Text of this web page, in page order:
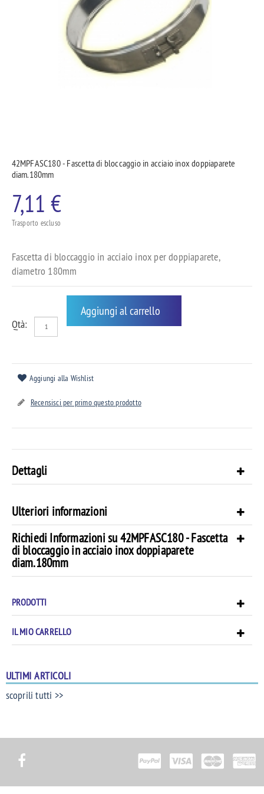
42MPFASC180 - Fascetta di bloccaggio in acciaio inox doppiaparete
diam.180mm
7,11 €
Trasporto escluso
Fascetta di bloccaggio in acciaio inox per doppiaparete,
diametro 180mm
Qtà:
Aggiungi al carrello
Aggiungi alla Wishlist
Recensisci per primo questo prodotto
Dettagli
Ulteriori informazioni
Richiedi Informazioni su 42MPFASC180 - Fascetta
di bloccaggio in acciaio inox doppiaparete
diam.180mm
PRODOTTI
IL MIO CARRELLO
ULTIMI ARTICOLI
scoprili tutti >>